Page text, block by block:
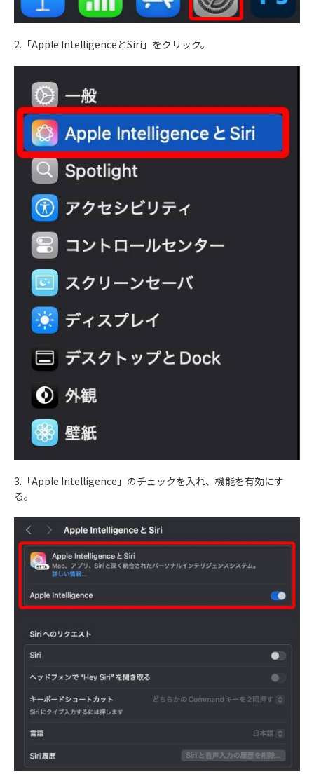
2.「Apple IntelligenceとSiri」をクリック。
3.「Apple Intelligence」のチェックを入れ、機能を有効にす
る。